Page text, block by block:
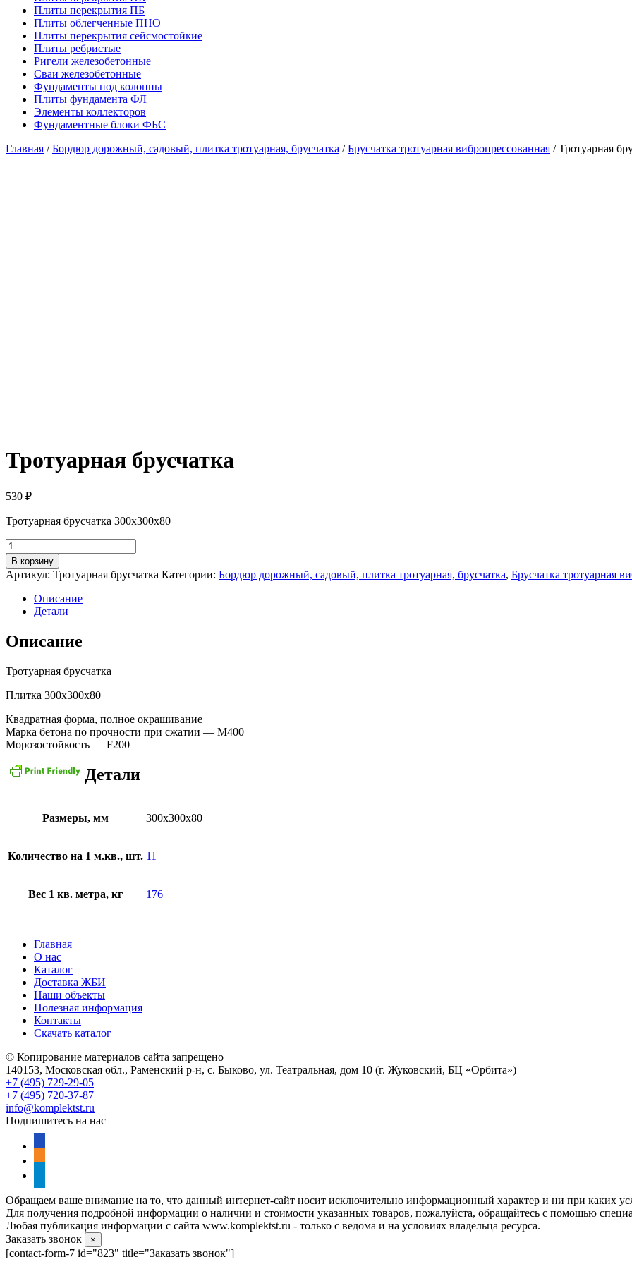
Плиты перекрытия ПБ
Плиты облегченные ПНО
Плиты перекрытия сейсмостойкие
Плиты ребристые
Ригели железобетонные
Сваи железобетонные
Фундаменты под колонны
Плиты фундамента ФЛ
Элементы коллекторов
Фундаментные блоки ФБС
Главная /Бордюр дорожный, садовый, плитка тротуарная, брусчатка /Брусчатка тротуарная вибропрессованная / Тротуарная
Тротуарная брусчатка
530 ₽
Тротуарная брусчатка 300х300х80
Количество
товара
Тротуарная
брусчатка
В корзину
Артикул: Тротуарная брусчатка Категории: Бордюр дорожный, садовый, плитка тротуарная, брусчатка, Брусчатка тротуарная
Описание
Детали
Описание
Тротуарная брусчатка
Плитка 300х300х80
Квадратная форма, полное окрашивание
Марка бетона по прочности при сжатии — М400
Морозостойкость — F200
Детали
Размеры, мм 300х300х80
Количество на 1 м.кв., шт. 11
Вес 1 кв. метра, кг 176
Главная
О нас
Каталог
Доставка ЖБИ
Наши объекты
Полезная информация
Контакты
Скачать каталог
© Копирование материалов сайта запрещено
140153, Московская обл., Раменский р-н, с. Быково, ул. Театральная, дом 10 (г. Жуковский, БЦ «Орбита»)
+7 (495) 729-29-05
+7 (495) 720-37-87
info@komplektst.ru
Подпишитесь на нас
Обращаем ваше внимание на то, что данный интернет-сайт носит исключительно информационный характер и ни при каких
Для получения подробной информации о наличии и стоимости указанных товаров, пожалуйста, обращайтесь с помощью
Любая публикация информации с сайта www.komplektst.ru - только с ведома и на условиях владельца ресурса.
Заказать звонок
×
[contact-form-7 id="823" title="Заказать звонок"]